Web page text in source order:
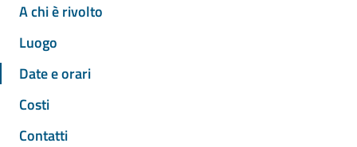
A chi è rivolto
Luogo
Date e orari
Costi
Contatti